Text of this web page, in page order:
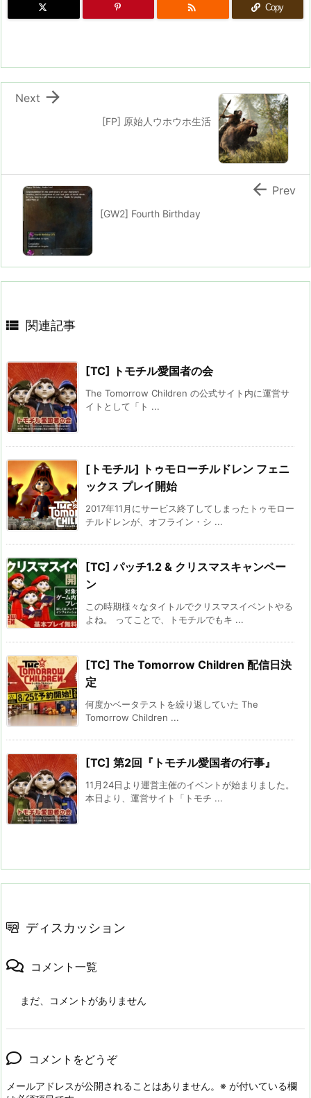
 Copy
[FP] 原始人ウホウホ生活

Next
[GW2] Fourth Birthday
 Prev
 関連記事
[TC] トモチル愛国者の会
The Tomorrow Children の公式サイト内に運営サ
イトとして「ト ...
[トモチル] トゥモローチルドレン フェニ
ックス プレイ開始
2017年11月にサービス終了してしまったトゥモロー
チルドレンが、オフライン・シ ...
[TC] パッチ1.2 & クリスマスキャンペー
ン
この時期様々なタイトルでクリスマスイベントやる
よね。 ってことで、トモチルでもキ ...
[TC] The Tomorrow Children 配信日決
定
何度かベータテストを繰り返していた The
Tomorrow Children ...
[TC] 第2回『トモチル愛国者の行事』
11月24日より運営主催のイベントが始まりました。
本日より、運営サイト「トモチ ...
ディスカッション
コメント一覧
まだ、コメントがありません
コメントをどうぞ
メールアドレスが公開されることはありません。 ※ が付いている欄